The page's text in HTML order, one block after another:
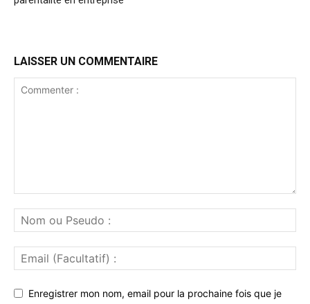
LAISSER UN COMMENTAIRE
Enregistrer mon nom, email pour la prochaine fois que je